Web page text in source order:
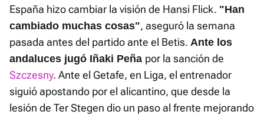
España hizo cambiar la visión de Hansi Flick. "Han
cambiado muchas cosas", aseguró la semana
pasada antes del partido ante el Betis. Ante los
andaluces jugó Iñaki Peña por la sanción de
Szczesny. Ante el Getafe, en Liga, el entrenador
siguió apostando por el alicantino, que desde la
lesión de Ter Stegen dio un paso al frente mejorando